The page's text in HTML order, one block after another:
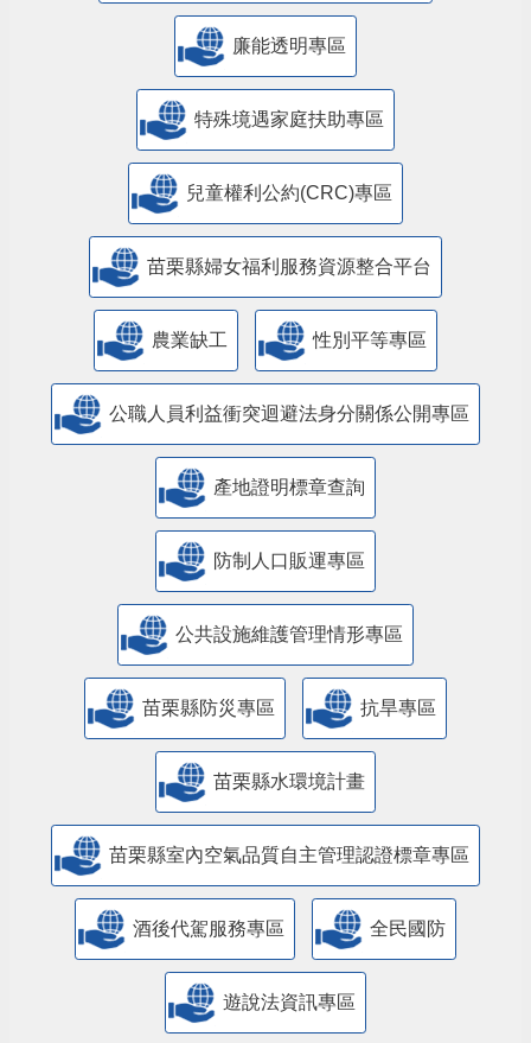
廉能透明專區
特殊境遇家庭扶助專區
兒童權利公約(CRC)專區
苗栗縣婦女福利服務資源整合平台
農業缺工 性別平等專區
公職人員利益衝突迴避法身分關係公開專區
產地證明標章查詢
防制人口販運專區
​公共設施維護管理情形專區
苗栗縣防災專區 抗旱專區
苗栗縣水環境計畫
苗栗縣室內空氣品質自主管理認證標章專區
酒後代駕服務專區 全民國防
遊說法資訊專區